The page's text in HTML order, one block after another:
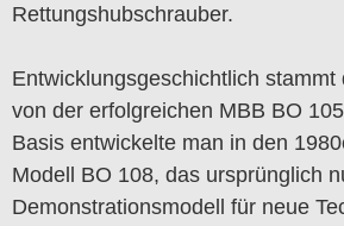
Rettungshubschrauber.
Entwicklungsgeschichtlich stammt
von der erfolgreichen MBB BO
Basis entwickelte man in den
Modell BO 108, das ursprünglich
Demonstrationsmodell für neue